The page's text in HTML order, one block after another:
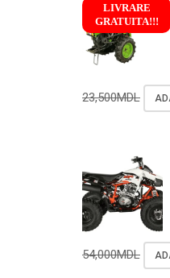
LIVRARE
GRATUITA!!!
!
23,500MDL
54,000MDL